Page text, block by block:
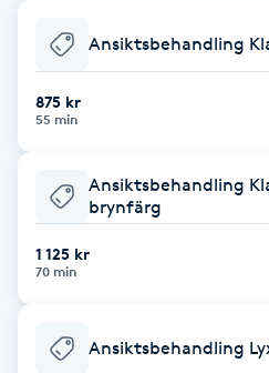
Babylights
Balayage
Barber
BIAB
Ansiktsbehandling
875 kr
55 min
Ansiktsbehandling
brynfärg
1 125 kr
70 min
Ansiktsbehandling